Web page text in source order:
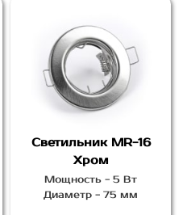
Светильник MR-16
Хром
Мощность - 5 Вт
Диаметр - 75 мм